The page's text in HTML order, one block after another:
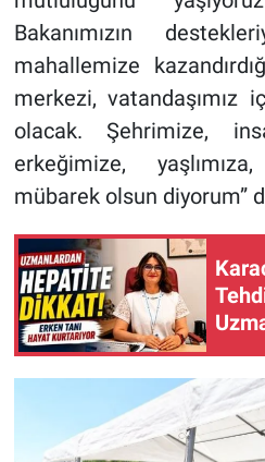
Bakanımızın
mahallemize
merkezi, vatandaşımız
olacak. Şehrimize,
erkeğimize,
mübarek olsun diyorum”